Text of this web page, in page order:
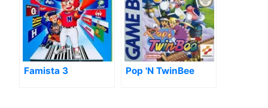
Famista 3 Pop 'N TwinBee